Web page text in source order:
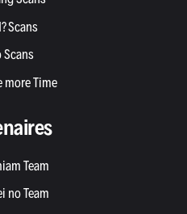
Scans
Scans
more Time
Team
no Team